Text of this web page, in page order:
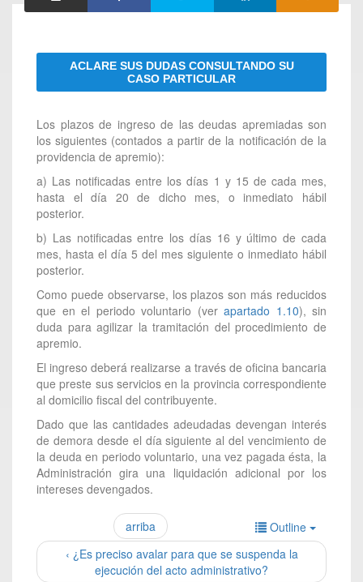
ACLARE SUS DUDAS CONSULTANDO SU
CASO PARTICULAR
Los plazos de ingreso de las deudas apremiadas son
los siguientes (contados a partir de la notificación de la
providencia de apremio):
a) Las notificadas entre los días 1 y 15 de cada mes,
hasta el día 20 de dicho mes, o inmediato hábil
posterior.
b) Las notificadas entre los días 16 y último de cada
mes, hasta el día 5 del mes siguiente o inmediato hábil
posterior.
Como puede observarse, los plazos son más reducidos
que en el periodo voluntario (ver apartado 1.10), sin
duda para agilizar la tramitación del procedimiento de
apremio.
El ingreso deberá realizarse a través de oficina bancaria
que preste sus servicios en la provincia correspondiente
al domicilio fiscal del contribuyente.
Dado que las cantidades adeudadas devengan interés
de demora desde el día siguiente al del vencimiento de
la deuda en periodo voluntario, una vez pagada ésta, la
Administración gira una liquidación adicional por los
intereses devengados.
Outline
‹ ¿Es preciso avalar para que se suspenda la
ejecución del acto administrativo?
arriba